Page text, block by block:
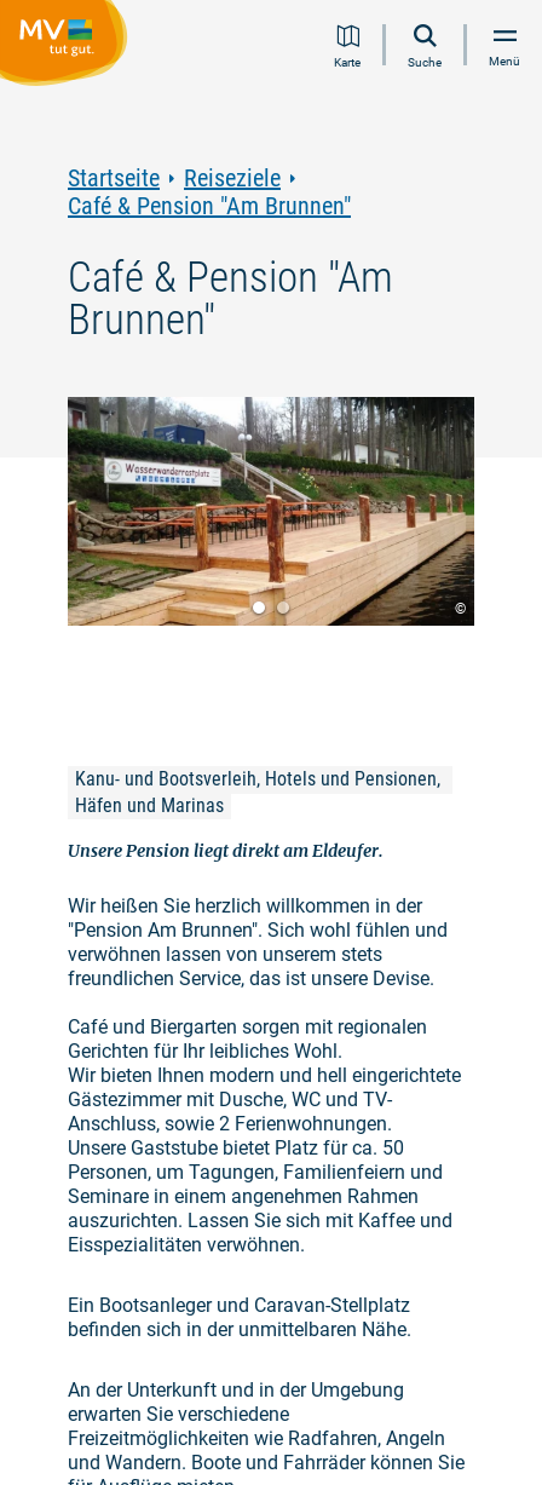
Inhalt
Navigation
Volltextsuche
FooterKarte Suche Menü
Startseite
Reiseziele
Café & Pension "Am Brunnen"
Café & Pension "Am
Brunnen"
©
Kanu- und Bootsverleih, Hotels und Pensionen,
Häfen und Marinas
Unsere Pension liegt direkt am Eldeufer.
Wir heißen Sie herzlich willkommen in der
"Pension Am Brunnen". Sich wohl fühlen und
verwöhnen lassen von unserem stets
freundlichen Service, das ist unsere Devise.
Café und Biergarten sorgen mit regionalen
Gerichten für Ihr leibliches Wohl.
Wir bieten Ihnen modern und hell eingerichtete
Gästezimmer mit Dusche, WC und TV-
Anschluss, sowie 2 Ferienwohnungen.
Unsere Gaststube bietet Platz für ca. 50
Personen, um Tagungen, Familienfeiern und
Seminare in einem angenehmen Rahmen
auszurichten. Lassen Sie sich mit Kaffee und
Eisspezialitäten verwöhnen.
Ein Bootsanleger und Caravan-Stellplatz
befinden sich in der unmittelbaren Nähe.
An der Unterkunft und in der Umgebung
erwarten Sie verschiedene
Freizeitmöglichkeiten wie Radfahren, Angeln
und Wandern. Boote und Fahrräder können Sie